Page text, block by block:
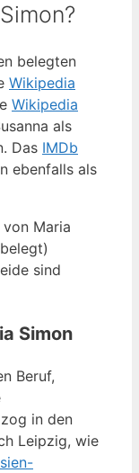
belegten
Wikipedia
Wikipedia
als
Das IMDb
ebenfalls als
Maria
sind
Simon
Beruf,
in den
Leipzig, wie